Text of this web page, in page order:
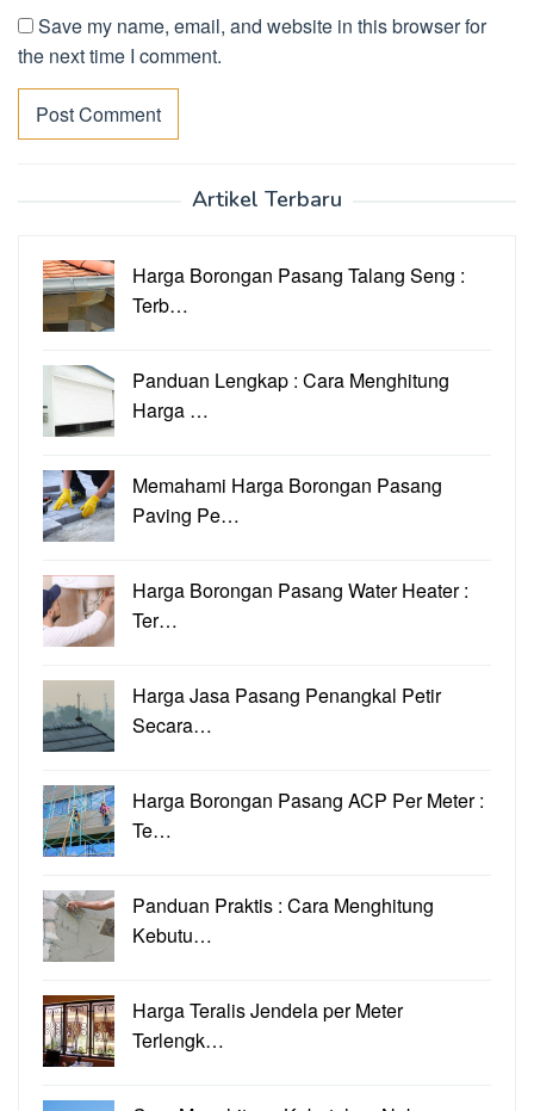
Save my name, email, and website in this browser for
the next time I comment.
Artikel Terbaru
Harga Borongan Pasang Talang Seng :
Terb…
Panduan Lengkap : Cara Menghitung
Harga …
Memahami Harga Borongan Pasang
Paving Pe…
Harga Borongan Pasang Water Heater :
Ter…
Harga Jasa Pasang Penangkal Petir
Secara…
Harga Borongan Pasang ACP Per Meter :
Te…
Panduan Praktis : Cara Menghitung
Kebutu…
Harga Teralis Jendela per Meter
Terlengk…